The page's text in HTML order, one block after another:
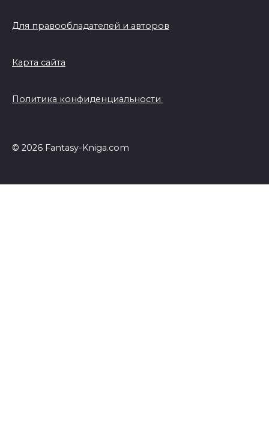
Для правообладателей и авторов
Карта сайта
Политика конфиденциальности
© 2026 Fantasy-Kniga.com